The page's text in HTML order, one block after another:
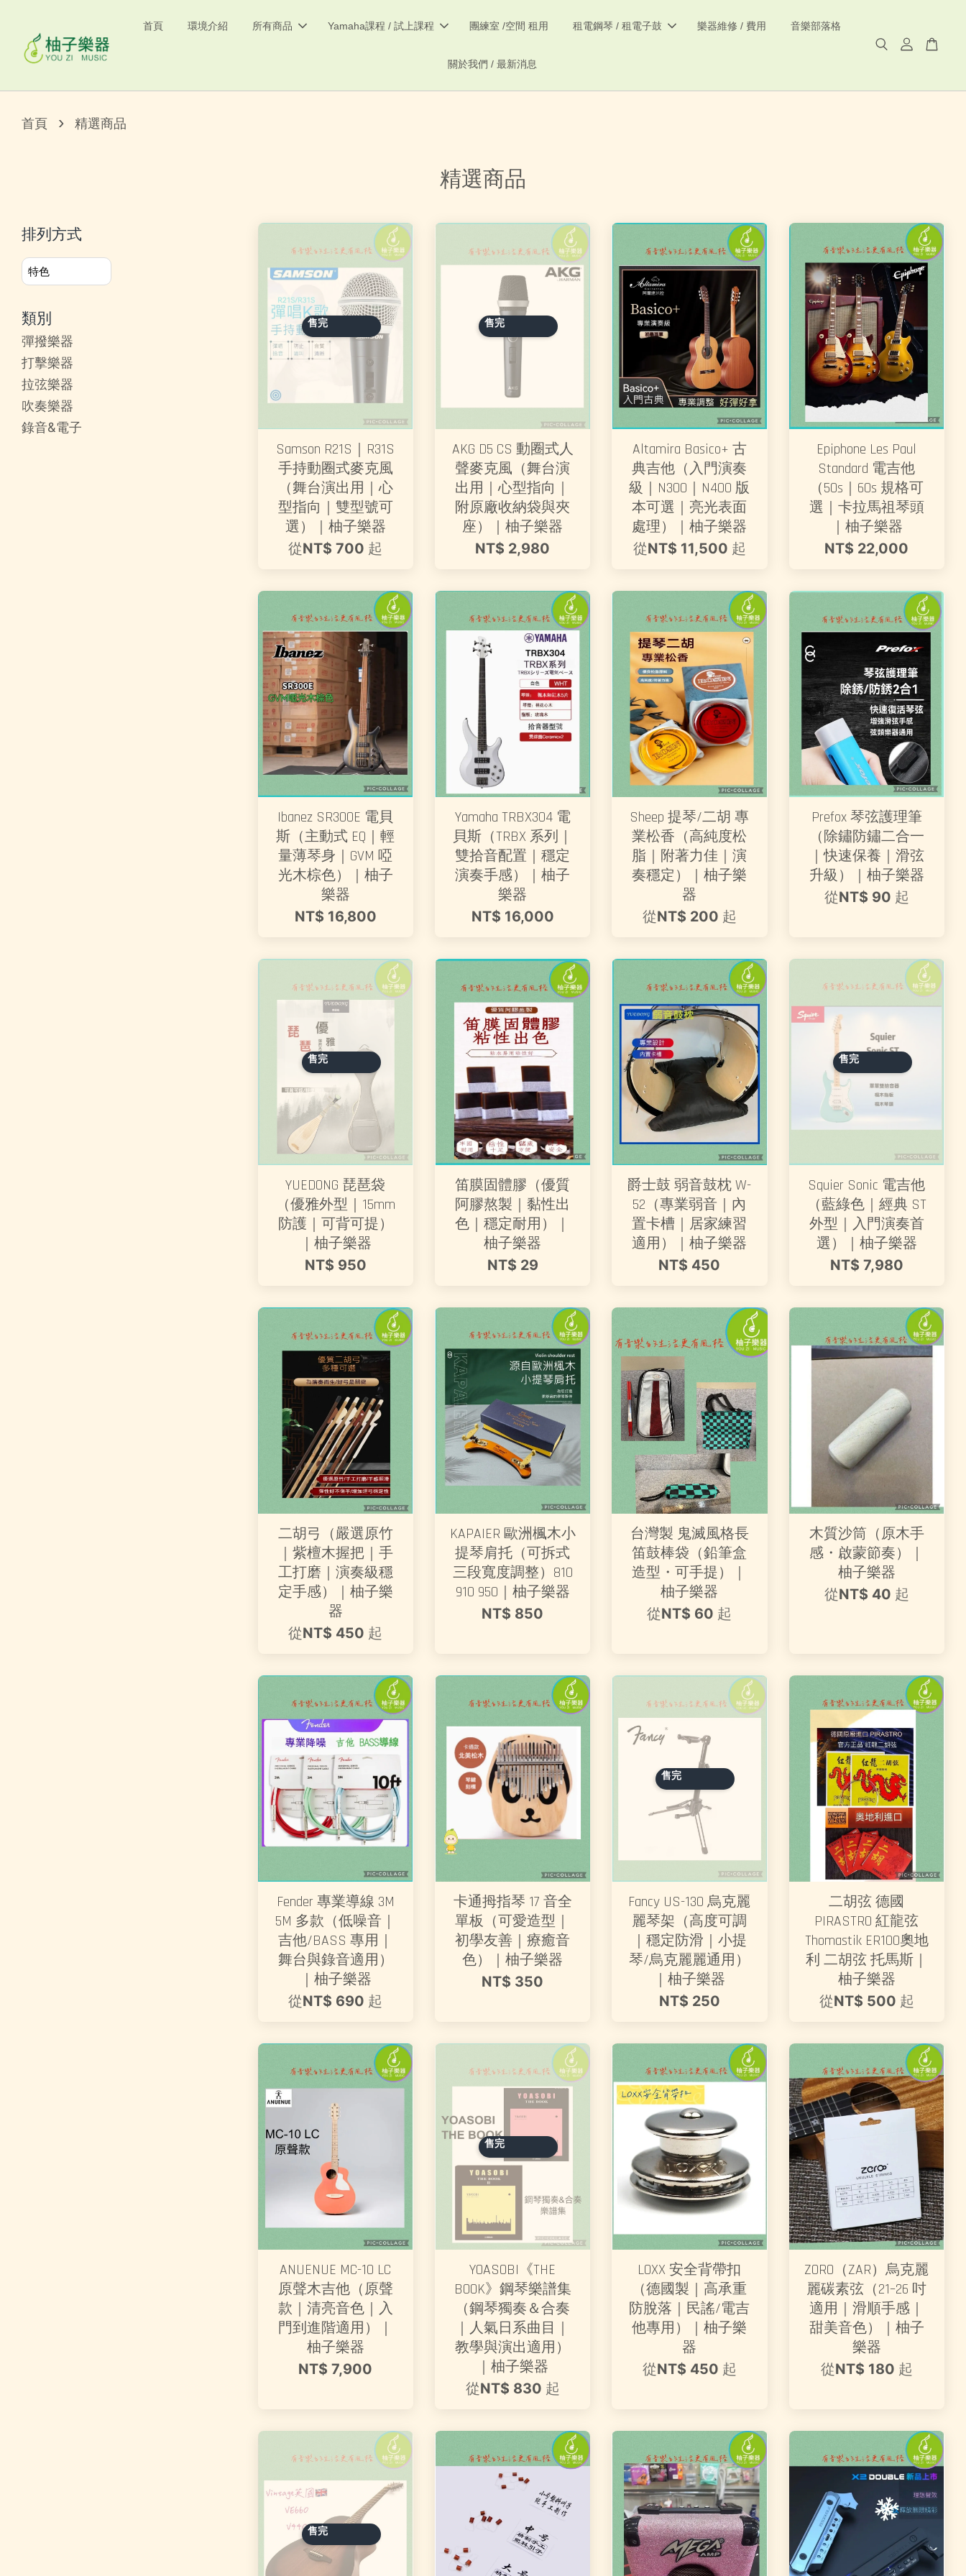
首頁 環境介紹 所有商品 Yamaha課程 / 試上課程 團練室 /空間 租用 租電鋼琴 / 租電子鼓 樂器維修 / 費用 音樂部落格
關於我們 / 最新消息
首頁 › 精選商品
精選商品
排列方式
類別
彈撥樂器
打擊樂器
拉弦樂器
吹奏樂器
錄音&電子
售完
Samson R21S｜R31S
手持動圈式麥克風
（舞台演出用｜心
型指向｜雙型號可
選）｜柚子樂器
從NT$ 700 起
售完
AKG D5 CS 動圈式人
聲麥克風（舞台演
出用｜心型指向｜
附原廠收納袋與夾
座）｜柚子樂器
NT$ 2,980
Altamira Basico+ 古
典吉他（入門演奏
級｜N300｜N400 版
本可選｜亮光表面
處理）｜柚子樂器
從NT$ 11,500 起
Epiphone Les Paul
Standard 電吉他
（50s｜60s 規格可
選｜卡拉馬祖琴頭
｜柚子樂器
NT$ 22,000
Ibanez SR300E 電貝
斯（主動式 EQ｜輕
量薄琴身｜GVM 啞
光木棕色）｜柚子
樂器
NT$ 16,800
Yamaha TRBX304 電
貝斯（TRBX 系列｜
雙拾音配置｜穩定
演奏手感）｜柚子
樂器
NT$ 16,000
Sheep 提琴/二胡 專
業松香（高純度松
脂｜附著力佳｜演
奏穩定）｜柚子樂
器
從NT$ 200 起
Prefox 琴弦護理筆
（除鏽防鏽二合一
｜快速保養｜滑弦
升級）｜柚子樂器
從NT$ 90 起
售完
YUEDONG 琵琶袋
（優雅外型｜15mm
防護｜可背可提）
｜柚子樂器
NT$ 950
笛膜固體膠（優質
阿膠熬製｜黏性出
色｜穩定耐用）｜
柚子樂器
NT$ 29
爵士鼓 弱音鼓枕 W-
52（專業弱音｜內
置卡槽｜居家練習
適用）｜柚子樂器
NT$ 450
售完
Squier Sonic 電吉他
（藍綠色｜經典 ST
外型｜入門演奏首
選）｜柚子樂器
NT$ 7,980
二胡弓（嚴選原竹
｜紫檀木握把｜手
工打磨｜演奏級穩
定手感）｜柚子樂
器
從NT$ 450 起
KAPAIER 歐洲楓木小
提琴肩托（可拆式
三段寬度調整）810
910 950｜柚子樂器
NT$ 850
台灣製 鬼滅風格長
笛鼓棒袋（鉛筆盒
造型・可手提）｜
柚子樂器
從NT$ 60 起
木質沙筒（原木手
感・啟蒙節奏）｜
柚子樂器
從NT$ 40 起
Fender 專業導線 3M
5M 多款（低噪音｜
吉他/BASS 專用｜
舞台與錄音適用）
｜柚子樂器
從NT$ 690 起
卡通拇指琴 17 音全
單板（可愛造型｜
初學友善｜療癒音
色）｜柚子樂器
NT$ 350
售完
Fancy US-130 烏克麗
麗琴架（高度可調
｜穩定防滑｜小提
琴/烏克麗麗通用）
｜柚子樂器
NT$ 250
二胡弦 德國
PIRASTRO 紅龍弦
Thomastik ER100奧地
利 二胡弦 托馬斯｜
柚子樂器
從NT$ 500 起
ANUENUE MC-10 LC
原聲木吉他（原聲
款｜清亮音色｜入
門到進階適用）｜
柚子樂器
NT$ 7,900
售完
YOASOBI《THE
BOOK》鋼琴樂譜集
（鋼琴獨奏＆合奏
｜人氣日系曲目｜
教學與演出適用）
｜柚子樂器
從NT$ 830 起
LOXX 安全背帶扣
（德國製｜高承重
防脫落｜民謠/電吉
他專用）｜柚子樂
器
從NT$ 450 起
ZORO（ZAR）烏克麗
麗碳素弦（21–26 吋
適用｜滑順手感｜
甜美音色）｜柚子
樂器
從NT$ 180 起
售完